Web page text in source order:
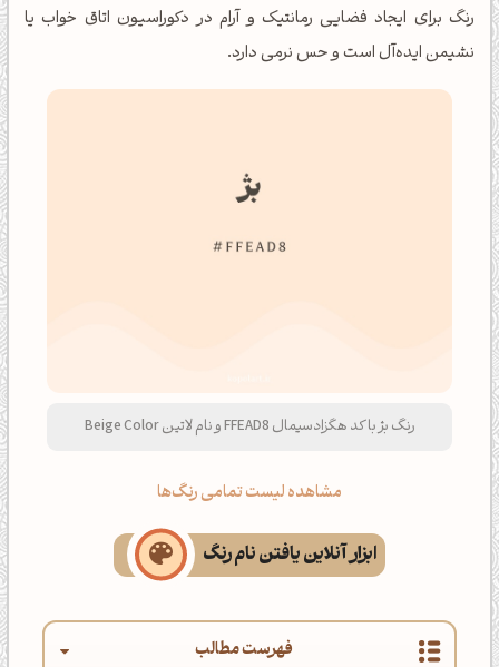
رنگ برای ایجاد فضایی رمانتیک و آرام در دکوراسیون اتاق خواب یا
نشیمن ایده‌آل است و حس نرمی دارد.
رنگ بژ با کد هگزادسیمال FFEAD8 و نام لاتین Beige Color
مشاهده لیست تمامی رنگ‌ها
ابزار آنلاین یافتن نام رنگ
فهرست مطالب